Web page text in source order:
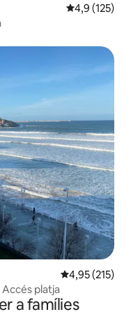
4,9 de
4,9 (125)
4,95 de
4,95 (215)
platja
a famílies